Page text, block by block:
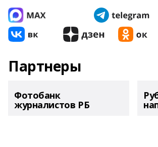
Партнеры
Фотобанк
журналистов РБ